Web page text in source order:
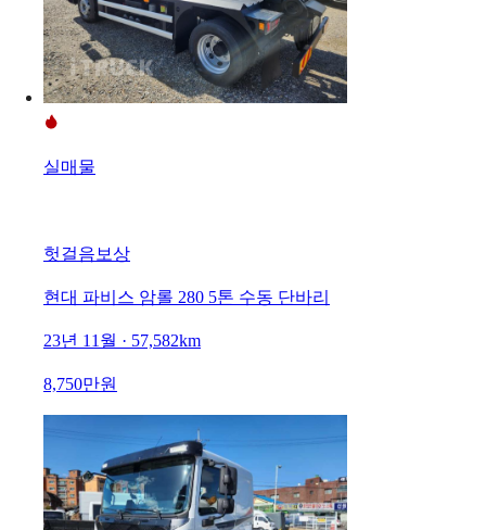
실매물
헛걸음보상
현대 파비스 암롤 280 5톤 수동 단바리
23년 11월 · 57,582km
8,750만원